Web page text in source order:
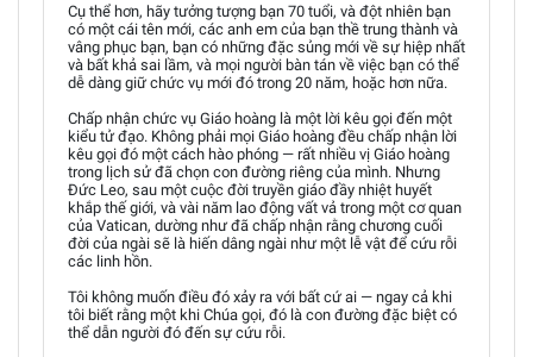
Cụ thể hơn, hãy tưởng tượng bạn 70 tuổi, và đột nhiên bạn
có một cái tên mới, các anh em của bạn thề trung thành và
vâng phục bạn, bạn có những đặc sủng mới về sự hiệp nhất
và bất khả sai lầm, và mọi người bàn tán về việc bạn có thể
dễ dàng giữ chức vụ mới đó trong 20 năm, hoặc hơn nữa.
Chấp nhận chức vụ Giáo hoàng là một lời kêu gọi đến một
kiểu tử đạo. Không phải mọi Giáo hoàng đều chấp nhận lời
kêu gọi đó một cách hào phóng — rất nhiều vị Giáo hoàng
trong lịch sử đã chọn con đường riêng của mình. Nhưng
Đức Leo, sau một cuộc đời truyền giáo đầy nhiệt huyết
khắp thế giới, và vài năm lao động vất vả trong một cơ quan
của Vatican, dường như đã chấp nhận rằng chương cuối
đời của ngài sẽ là hiến dâng ngài như một lễ vật để cứu rỗi
các linh hồn.
Tôi không muốn điều đó xảy ra với bất cứ ai — ngay cả khi
tôi biết rằng một khi Chúa gọi, đó là con đường đặc biệt có
thể dẫn người đó đến sự cứu rỗi.